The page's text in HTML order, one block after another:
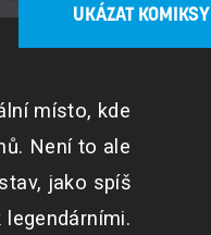
UKÁZAT KOMIKSY
místo, kde
Není to ale
jako spíš